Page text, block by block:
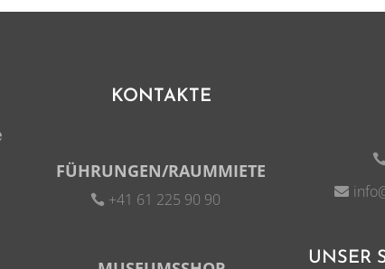
KONTAKTE
FÜHRUNGEN/RAUMMIETE
+41 61 225 90 90
UNSER